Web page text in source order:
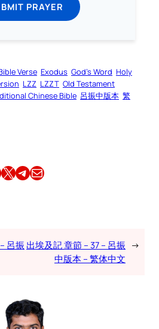
PRAYER
Verse Exodus God’s Word Holy
LZZ LZZT Old Testament
Chinese Bible 呂振中版本 繁
Share this article on X Share this article on TelegramEmail this Article
呂振 出埃及記 章節 – 37 – 呂振
中版本 – 繁体中文
→